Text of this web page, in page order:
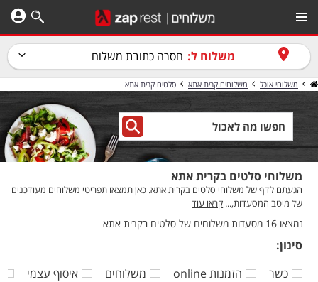
משלוח ל: חסרה כתובת משלוח
משלוחי אוכל משלוחים קרית אתא סלטים קרית אתא
משלוחי סלטים בקרית אתא
הגעתם לדף של משלוחי סלטים בקרית אתא. כאן תמצאו תפריטי משלוחים מעודכנים
של מיטב המסעדות,... קראו עוד
נמצאו 16 מסעדות משלוחים של סלטים בקרית אתא
סינון:
כשר
הזמנות online משלוחים איסוף עצמי